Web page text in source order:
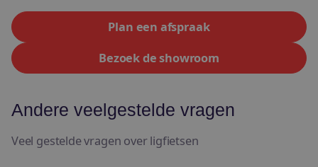
Plan een afspraak
Bezoek de showroom
Andere veelgestelde vragen
Veel gestelde vragen over ligfietsen